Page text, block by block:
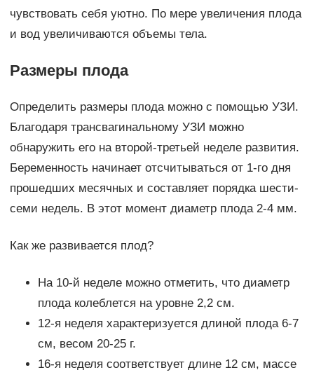
чувствовать себя уютно. По мере увеличения плода
и вод увеличиваются объемы тела.
Размеры плода
Определить размеры плода можно с помощью УЗИ.
Благодаря трансвагинальному УЗИ можно
обнаружить его на второй-третьей неделе развития.
Беременность начинает отсчитываться от 1-го дня
прошедших месячных и составляет порядка шести-
семи недель. В этот момент диаметр плода 2-4 мм.
Как же развивается плод?
На 10-й неделе можно отметить, что диаметр
плода колеблется на уровне 2,2 см.
12-я неделя характеризуется длиной плода 6-7
см, весом 20-25 г.
16-я неделя соответствует длине 12 см, массе